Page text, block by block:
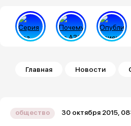
Строка навигации
Главная Новости
общество 30 октября 2015,